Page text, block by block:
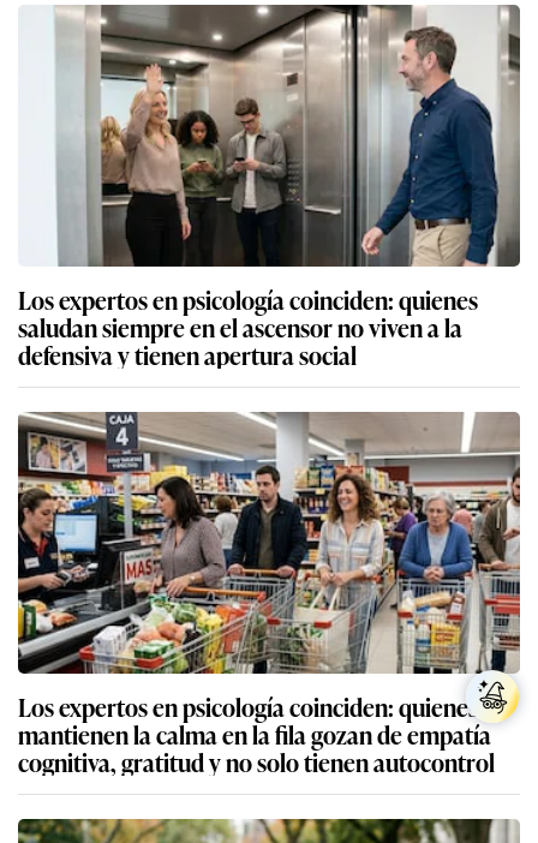
Los expertos en psicología coinciden: quienes
saludan siempre en el ascensor no viven a la
defensiva y tienen apertura social
Los expertos en psicología coinciden: quienes
mantienen la calma en la fila gozan de empatía
cognitiva, gratitud y no solo tienen autocontrol